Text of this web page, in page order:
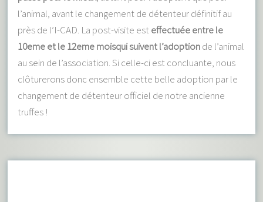
l’animal, avant le changement de détenteur définitif au
près de l’I-CAD. La post-visite esteffectuée entre le
10eme et le 12eme moisqui suivent l’adoptionde l’animal
au sein de l’association. Si celle-ci est concluante, nous
clôturerons donc ensemble cette belle adoption par le
changement de détenteur officiel de notre ancienne
truffes !